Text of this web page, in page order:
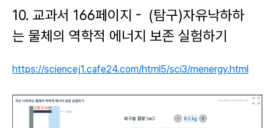
10. 교과서 166페이지 - (탐구)자유낙하하
는 물체의 역학적 에너지 보존 실험하기
https://sciencej1.cafe24.com/html5/sci3/menergy.html